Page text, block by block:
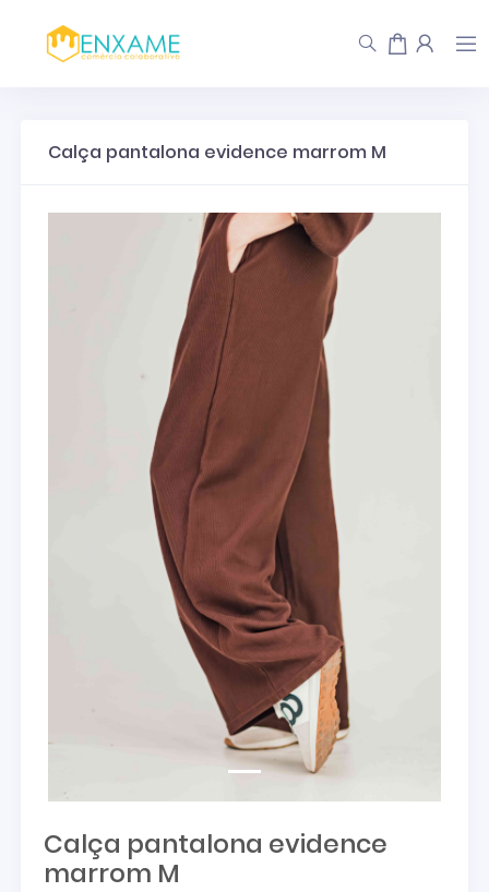
Calça pantalona evidence marrom M
Calça pantalona evidence
marrom M